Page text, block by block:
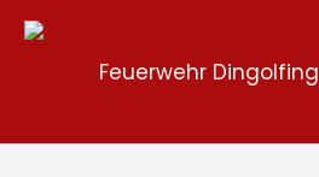
Zum
Feuerwehr Dingolfing